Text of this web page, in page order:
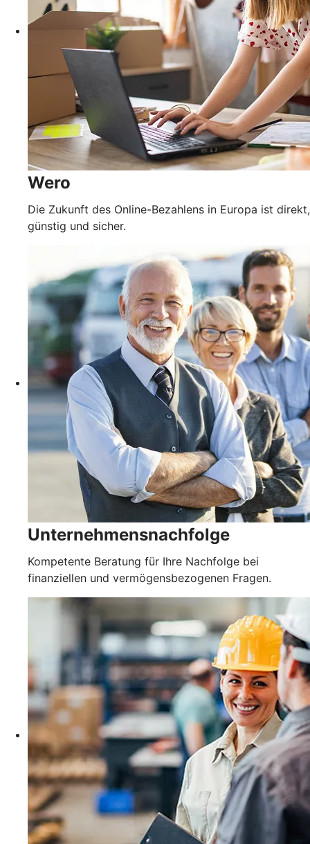
Wero
Die Zukunft des Online-Bezahlens in Europa ist direkt,
günstig und sicher.
Unternehmensnachfolge
Kompetente Beratung für Ihre Nachfolge bei
finanziellen und vermögensbezogenen Fragen.